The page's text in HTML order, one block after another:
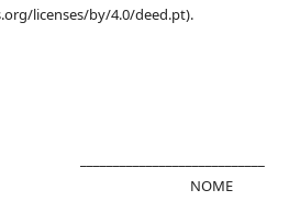
licenses/by/4.0/deed.pt).
NOME